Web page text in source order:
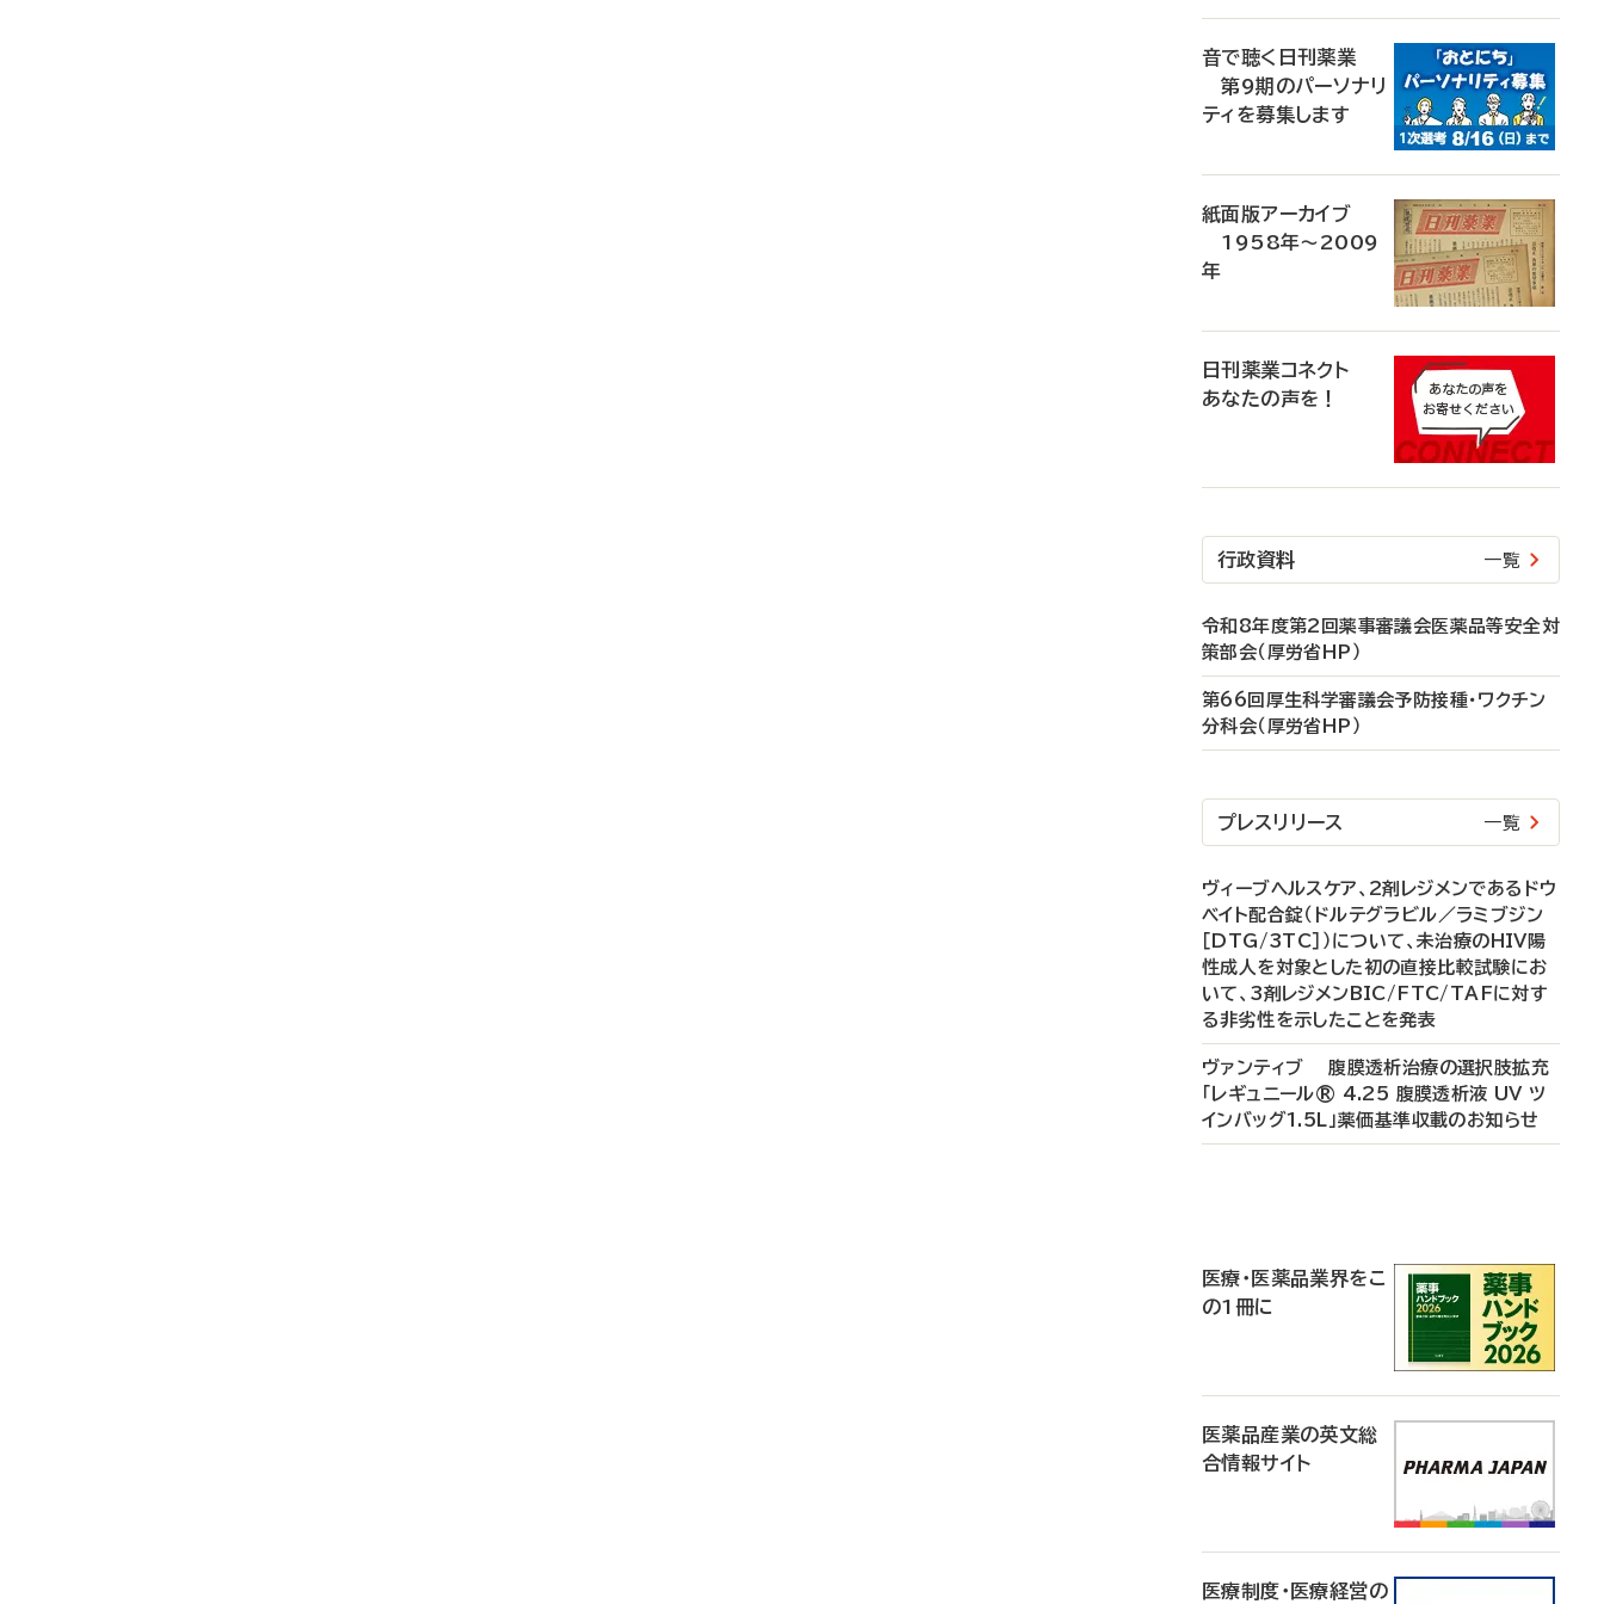
音で聴く日刊薬業
第9期のパーソナリ
ティを募集します
紙面版アーカイブ
1958年～2009
年
日刊薬業コネクト
あなたの声を！
行政資料 一覧
令和8年度第2回薬事審議会医薬品等安全対
策部会（厚労省HP）
第66回厚生科学審議会予防接種・ワクチン
分科会（厚労省HP）
プレスリリース 一覧
ヴィーブヘルスケア、2剤レジメンであるドウ
ベイト配合錠（ドルテグラビル／ラミブジン
［DTG/3TC］）について、未治療のHIV陽
性成人を対象とした初の直接比較試験にお
いて、3剤レジメンBIC/FTC/TAFに対す
る非劣性を示したことを発表
ヴァンティブ 腹膜透析治療の選択肢拡充
「レギュニール® 4.25 腹膜透析液 UV ツ
インバッグ1.5L」薬価基準収載のお知らせ
医療・医薬品業界をこ
の1冊に
医薬品産業の英文総
合情報サイト
医療制度・医療経営の